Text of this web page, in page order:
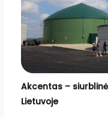
Akcentas –
Lietuvoje